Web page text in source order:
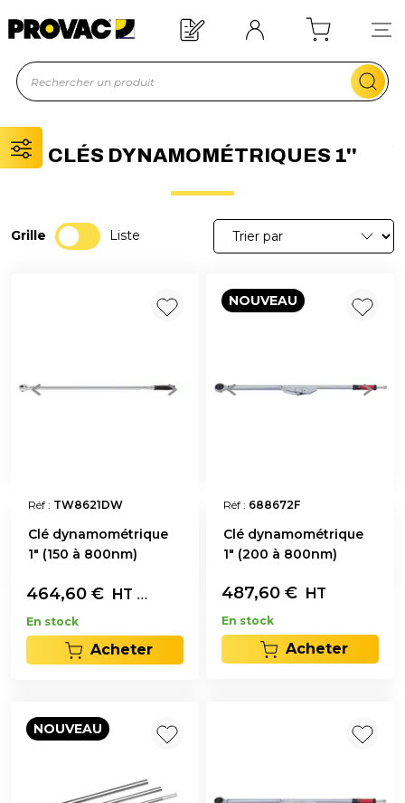
Besoin d'un équipement ?
CLÉS DYNAMOMÉTRIQUES 1''
Grille Liste
Réf : TW8621DW
Clé dynamométrique
1" (150 à 800nm)
464,60 € HT L'unité
En stock
Acheter
NOUVEAU
Réf : 688672F
Clé dynamométrique
1" (200 à 800nm)
487,60 € HT
En stock
Acheter
NOUVEAU